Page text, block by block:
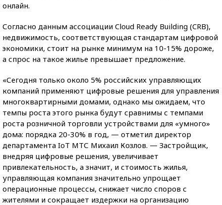
онлайн.
Согласно данным ассоциации Cloud Ready Building (CRB),
недвижимость, соответствующая стандартам цифровой
экономики, стоит на рынке минимум на 10-15% дороже,
а спрос на такое жилье превышает предложение.
«Сегодня только около 5% российских управляющих
компаний применяют цифровые решения для управления
многоквартирными домами, однако мы ожидаем, что
темпы роста этого рынка будут сравнимы с темпами
роста розничной торговли устройствами для «умного»
дома: порядка 20-30% в год, — отметил директор
департамента IoT МТС Михаил Козлов. — Застройщик,
внедряя цифровые решения, увеличивает
привлекательность, а значит, и стоимость жилья,
управляющая компания значительно упрощает
операционные процессы, снижает число споров с
жителями и сокращает издержки на организацию